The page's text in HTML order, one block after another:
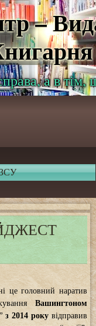
–
а в
це головний наратив
Вашингтоном
з 2014 рокувідправив